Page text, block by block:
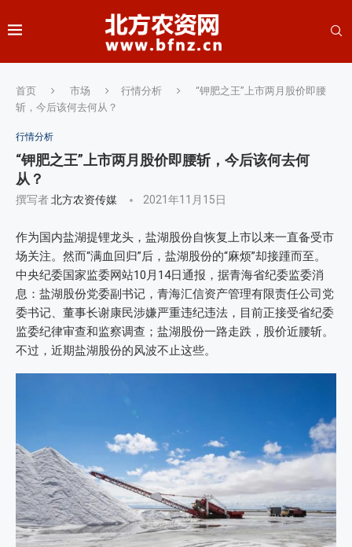
首页 市场 行情分析
“钾肥之王”上市两月股价即腰
斩，今后该何去何从？
行情分析
“钾肥之王”上市两月股价即腰斩，今后该何去何
从？
撰写者北方农资传媒 2021年11月15日
作为国内盐湖提锂龙头，盐湖股份自恢复上市以来一直备受市
场关注。然而“满血回归”后，盐湖股份的“麻烦”却接踵而至。
中央纪委国家监委网站10月14日通报，据青海省纪委监委消
息：盐湖股份党委副书记，青海汇信资产管理有限责任公司党
委书记、董事长谢康民涉嫌严重违纪违法，目前正接受省纪委
监委纪律审查和监察调查；盐湖股份一路走跌，股价近腰斩。
不过，近期盐湖股份的风波不止这些。